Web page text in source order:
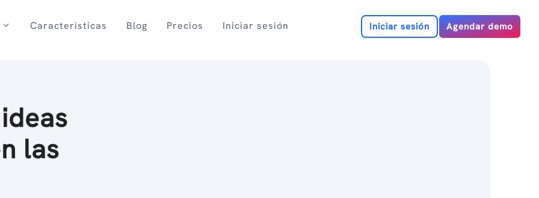
Caracteristicas Blog Precios Iniciar sesión Iniciar sesión Agendar demo
las